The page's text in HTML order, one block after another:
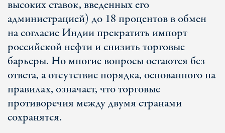
высоких ставок, введенных его
администрацией) до 18 процентов в обмен
на согласие Индии прекратить импорт
российской нефти и снизить торговые
барьеры. Но многие вопросы остаются без
ответа, а отсутствие порядка, основанного на
правилах, означает, что торговые
противоречия между двумя странами
сохранятся.